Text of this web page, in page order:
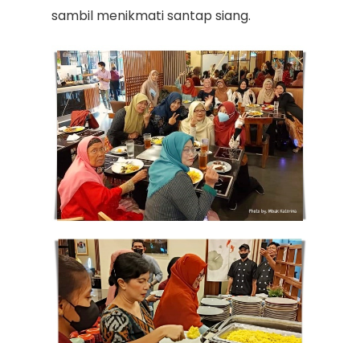
sambil menikmati santap siang.